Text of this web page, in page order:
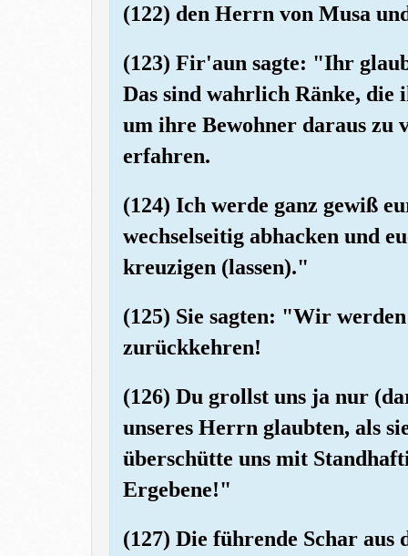
(122) den Herrn von Musa
(123) Fir'aun sagte: "Ihr
Das sind wahrlich Ränke, die
um ihre Bewohner daraus zu
erfahren.
(124) Ich werde ganz gewiß
wechselseitig abhacken und
kreuzigen (lassen)."
(125) Sie sagten: "Wir
zurückkehren!
(126) Du grollst uns ja nur
unseres Herrn glaubten, als
überschütte uns mit
Ergebene!"
(127) Die führende Schar